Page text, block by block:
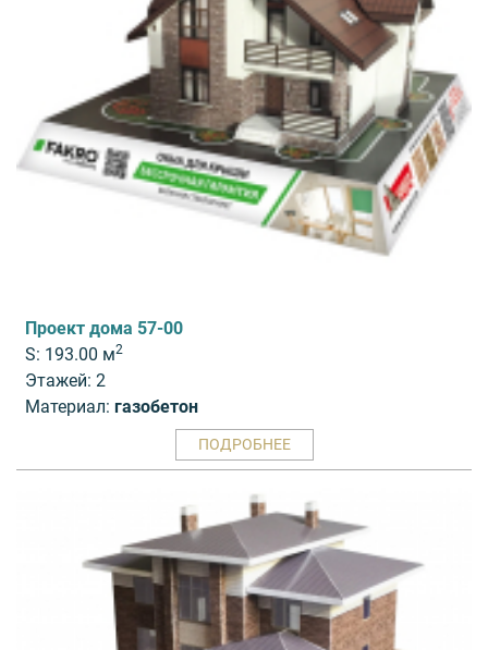
Проект дома 57-00
S: 193.00 м2
Этажей: 2
Материал: газобетон
ПОДРОБНЕЕ